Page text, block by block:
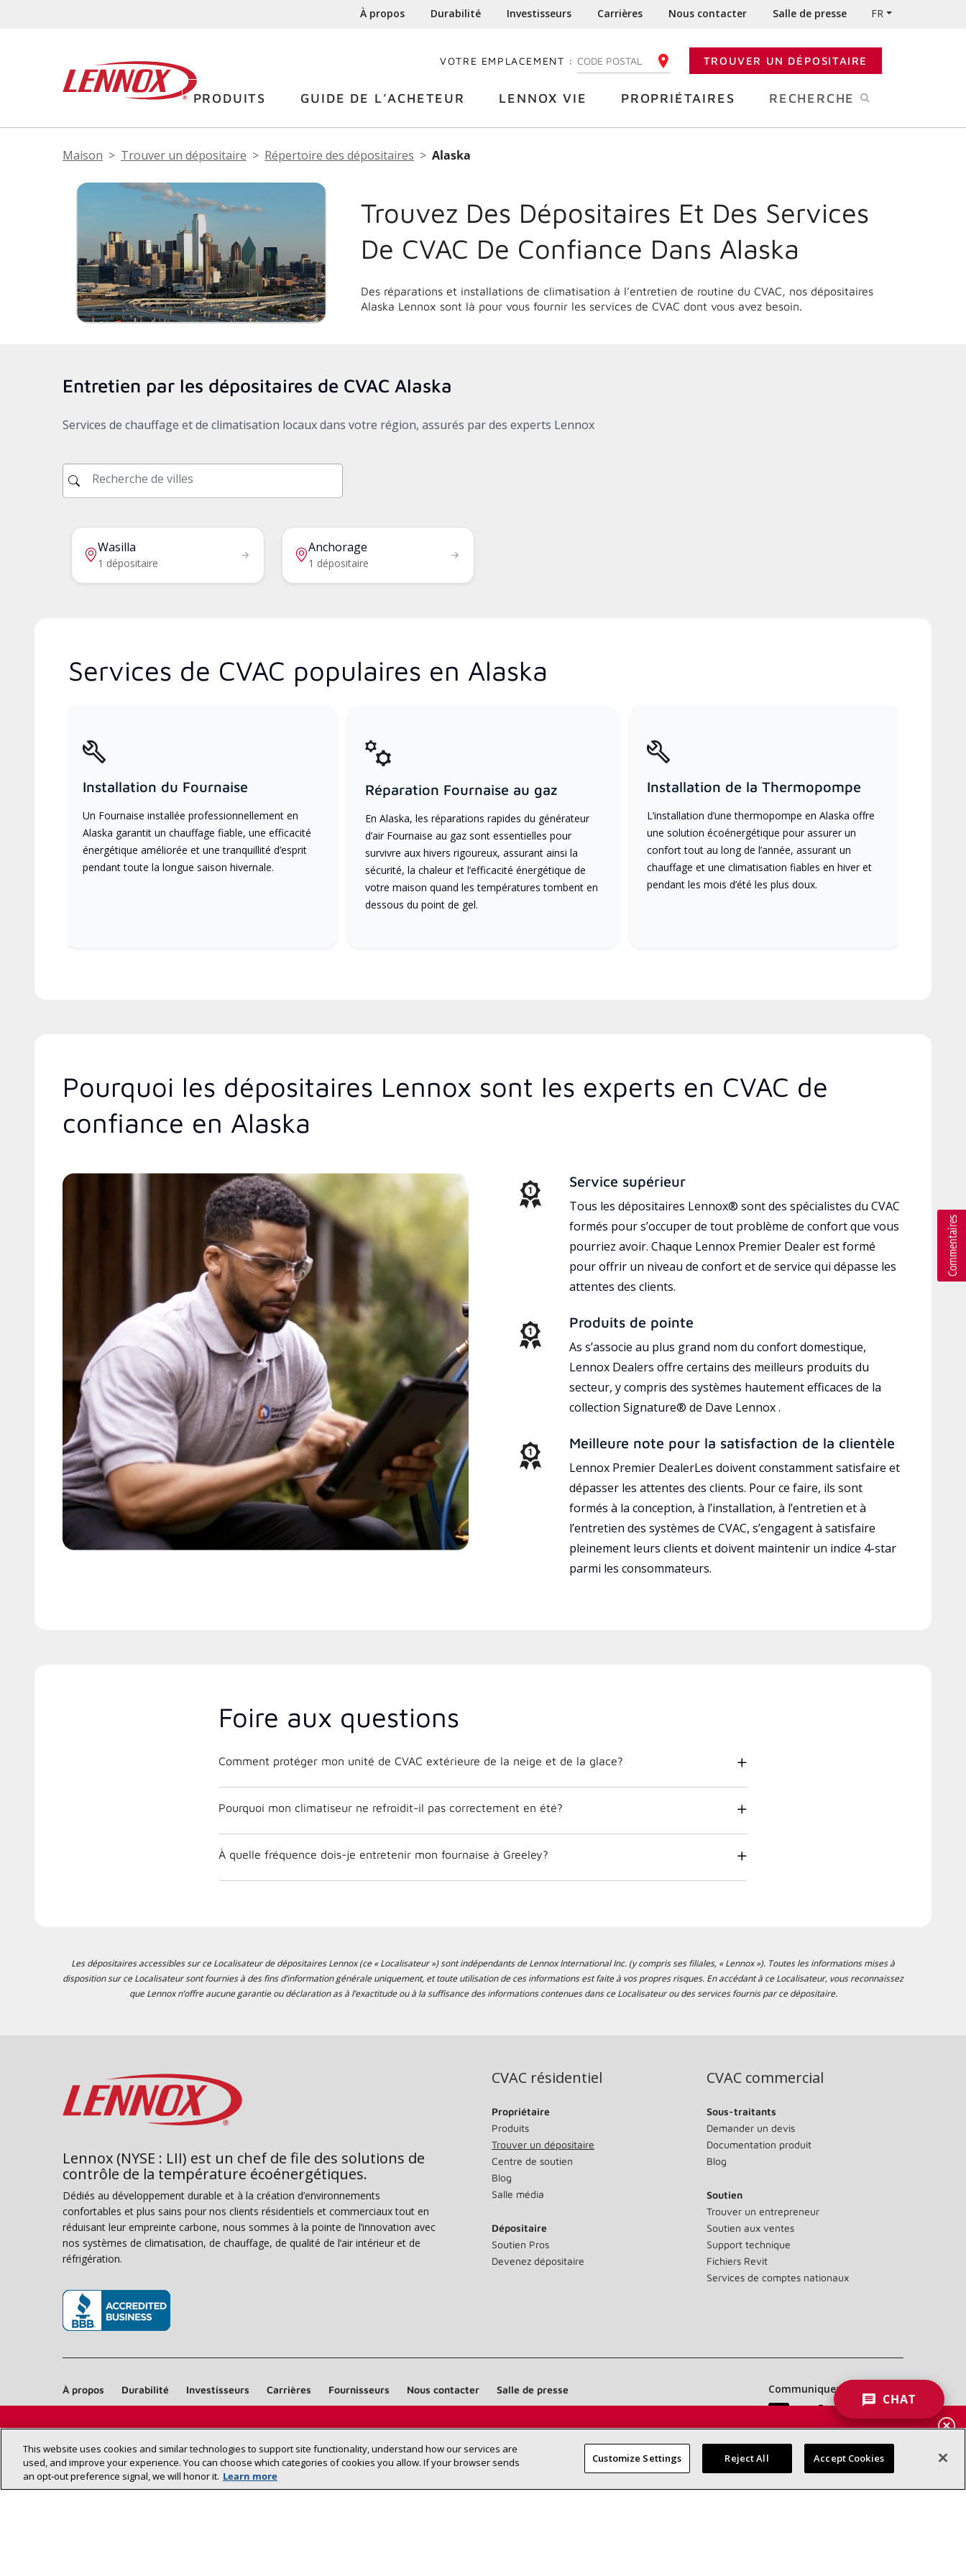
À propos Durabilité Investisseurs Carrières Nous contacter Salle de presse FR
VOTRE EMPLACEMENT : ENTREZ VOTRE CODE POSTALTROUVER UN DÉPOSITAIRE
PRODUITS GUIDE DE L’ACHETEUR LENNOX VIE PROPRIÉTAIRES RECHERCHE
Maison Trouver un dépositaire Répertoire des dépositaires Alaska
Trouvez Des Dépositaires Et Des Services
De CVAC De Confiance Dans Alaska
Des réparations et installations de climatisation à l’entretien de routine du CVAC, nos dépositaires
Alaska Lennox sont là pour vous fournir les services de CVAC dont vous avez besoin.
Entretien par les dépositaires de CVAC Alaska
Services de chauffage et de climatisation locaux dans votre région, assurés par des experts Lennox
Wasilla
1 dépositaire
Anchorage
1 dépositaire
Services de CVAC populaires en Alaska
Installation du Fournaise
Un Fournaise installée professionnellement en
Alaska garantit un chauffage fiable, une efficacité
énergétique améliorée et une tranquillité d’esprit
pendant toute la longue saison hivernale.
Réparation Fournaise au gaz
En Alaska, les réparations rapides du générateur
d’air Fournaise au gaz sont essentielles pour
survivre aux hivers rigoureux, assurant ainsi la
sécurité, la chaleur et l’efficacité énergétique de
votre maison quand les températures tombent en
dessous du point de gel.
Installation de la Thermopompe
L’installation d’une thermopompe en Alaska offre
une solution écoénergétique pour assurer un
confort tout au long de l’année, assurant un
chauffage et une climatisation fiables en hiver et
pendant les mois d’été les plus doux.
Pourquoi les dépositaires Lennox sont les experts en CVAC de
confiance en Alaska
Service supérieur
Tous les dépositaires Lennox® sont des spécialistes du CVAC
formés pour s’occuper de tout problème de confort que vous
pourriez avoir. Chaque Lennox Premier Dealer est formé
pour offrir un niveau de confort et de service qui dépasse les
attentes des clients.
Produits de pointe
As s’associe au plus grand nom du confort domestique,
Lennox Dealers offre certains des meilleurs produits du
secteur, y compris des systèmes hautement efficaces de la
collection Signature® de Dave Lennox .
Meilleure note pour la satisfaction de la clientèle
Lennox Premier DealerLes doivent constamment satisfaire et
dépasser les attentes des clients. Pour ce faire, ils sont
formés à la conception, à l’installation, à l’entretien et à
l’entretien des systèmes de CVAC, s’engagent à satisfaire
pleinement leurs clients et doivent maintenir un indice 4-star
parmi les consommateurs.
Foire aux questions
Comment protéger mon unité de CVAC extérieure de la neige et de la glace?
Pourquoi mon climatiseur ne refroidit-il pas correctement en été?
À quelle fréquence dois-je entretenir mon fournaise à Greeley?
Les dépositaires accessibles sur ce Localisateur de dépositaires Lennox (ce « Localisateur ») sont indépendants de Lennox International Inc. (y compris ses filiales, « Lennox »). Toutes les informations mises à
disposition sur ce Localisateur sont fournies à des fins d’information générale uniquement, et toute utilisation de ces informations est faite à vos propres risques. En accédant à ce Localisateur, vous reconnaissez
que Lennox n’offre aucune garantie ou déclaration as à l’exactitude ou à la suffisance des informations contenues dans ce Localisateur ou des services fournis par ce dépositaire.
Trouvez un dépositaire Lennox près
de chez vous
RECHERCHE DES
DÉPOSITAIRES
Lennox (NYSE : LII) est un chef de file des solutions de
contrôle de la température écoénergétiques.
Dédiés au développement durable et à la création d’environnements
confortables et plus sains pour nos clients résidentiels et commerciaux tout en
réduisant leur empreinte carbone, nous sommes à la pointe de l’innovation avec
nos systèmes de climatisation, de chauffage, de qualité de l’air intérieur et de
réfrigération.
CVAC résidentiel
Propriétaire
Produits
Trouver un dépositaire
Centre de soutien
Blog
Salle média
Dépositaire
Soutien Pros
Devenez dépositaire
CVAC commercial
Sous-traitants
Demander un devis
Documentation produit
Blog
Soutien
Trouver un entrepreneur
Soutien aux ventes
Support technique
Fichiers Revit
Services de comptes nationaux
À propos Durabilité Investisseurs Carrières Fournisseurs Nous contacter Salle de presse Communiquez avec nous :
Déclaration d’accessibilité Confidentialité Conditions générales
CHAT
This website uses cookies and similar technologies to support site functionality, understand how our services are
used, and improve your experience. You can choose which categories of cookies you allow. If your browser sends
an opt‑out preference signal, we will honor it. Learn more
Customize Settings Reject All Accept Cookies